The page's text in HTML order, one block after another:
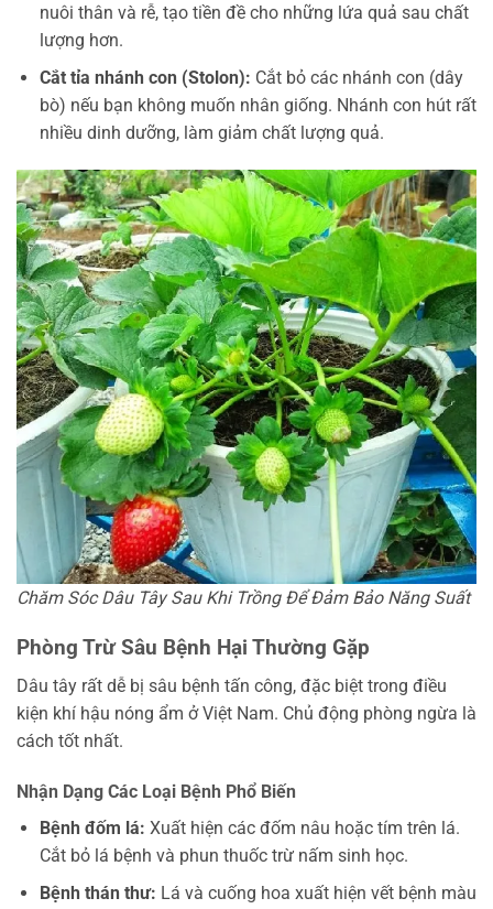
nuôi thân và rễ, tạo tiền đề cho những lứa quả sau chất
lượng hơn.
Cắt tỉa nhánh con (Stolon): Cắt bỏ các nhánh con (dây
bò) nếu bạn không muốn nhân giống. Nhánh con hút rất
nhiều dinh dưỡng, làm giảm chất lượng quả.
Chăm Sóc Dâu Tây Sau Khi Trồng Để Đảm Bảo Năng Suất
Phòng Trừ Sâu Bệnh Hại Thường Gặp
Dâu tây rất dễ bị sâu bệnh tấn công, đặc biệt trong điều
kiện khí hậu nóng ẩm ở Việt Nam. Chủ động phòng ngừa là
cách tốt nhất.
Nhận Dạng Các Loại Bệnh Phổ Biến
Bệnh đốm lá: Xuất hiện các đốm nâu hoặc tím trên lá.
Cắt bỏ lá bệnh và phun thuốc trừ nấm sinh học.
Bệnh thán thư: Lá và cuống hoa xuất hiện vết bệnh màu